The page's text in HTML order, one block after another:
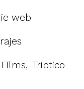
web
Triptico